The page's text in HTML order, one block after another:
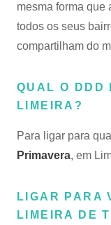
mesma forma que
todos os seus
compartilham do
QUAL O DDD
LIMEIRA?
Para ligar para
Primavera, em
LIGAR PARA
LIMEIRA DE